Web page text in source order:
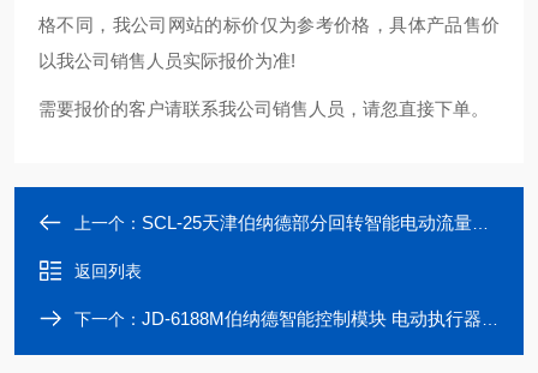
格不同，我公司网站的标价仅为参考价格，具体产品售价
以我公司销售人员实际报价为准!
需要报价的客户请联系我公司销售人员，请忽直接下单。
上一个： SCL-25天津伯纳德部分回转智能电动流量阀执行机构
返回列表
下一个： JD-6188M伯纳德智能控制模块 电动执行器定位器